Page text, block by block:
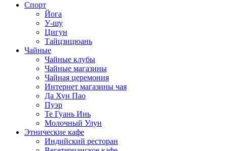
Спорт
Йога
У-шу
Цигун
Тайцзицюань
Чайные
Чайные клубы
Чайные магазины
Чайная церемония
Интернет магазины чая
Да Хун Пао
Пуэр
Те Гуань Инь
Молочный Улун
Этнические кафе
Индийский ресторан